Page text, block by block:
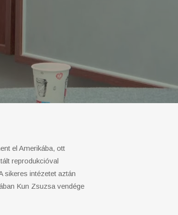
el Amerikába, ott
reprodukcióval
sikeres intézetet aztán
Kun Zsuzsa vendége